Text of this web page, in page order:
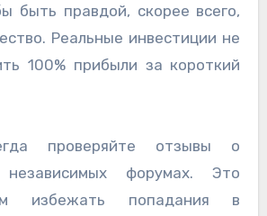
быть правдой, скорее всего,
Реальные инвестиции не
100% прибыли за короткий
проверяйте отзывы о
форумах. Это
избежать попадания в